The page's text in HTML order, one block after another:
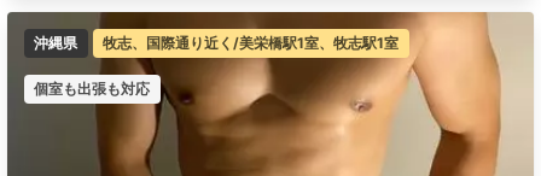
沖縄県 牧志、国際通り近く/美栄橋駅1室、牧志駅1室
個室も出張も対応